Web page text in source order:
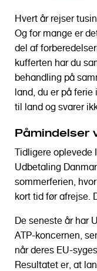
Hvert år rejser
Og for mange er
del af
kufferten har du
behandling på
land, du er på
til land og svarer
Påmindelser
Tidligere oplevede
Udbetaling
sommerferien,
kort tid før afrejse.
De seneste år har
ATP-koncernen,
når deres EU-
Resultatet er, at